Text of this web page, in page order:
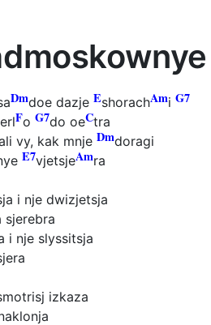
Dmdoe dazje EshorachAmi G7
Fo G7do oeCtra
vy, kak mnje Dmdoragi
E7vjetsjeAmra
i nje dwizjetsja
sjerebra
i nje slyssitsja
izkaza